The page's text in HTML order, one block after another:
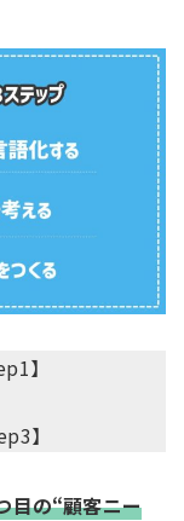
】
】
目の“顧客ニー